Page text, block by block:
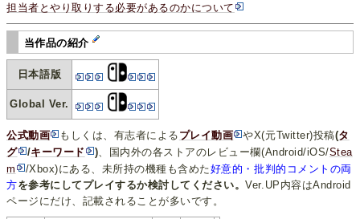
担当者とやり取りする必要があるのかについて
当作品の紹介
日本語版
Global Ver.
公式動画 もしくは、有志者による プレイ動画 やX(元Twitter)投稿(タ
グ
/キーワード ) 、国内外の各ストアのレビュー欄(Android/iOS/Stea
m
/Xbox)にある、未所持の機種も含めた好意的・批判的コメントの両
方を参考にしてプレイするか検討してください。Ver.UP内容はAndroid
ページにだけ、記載されることが多いです。